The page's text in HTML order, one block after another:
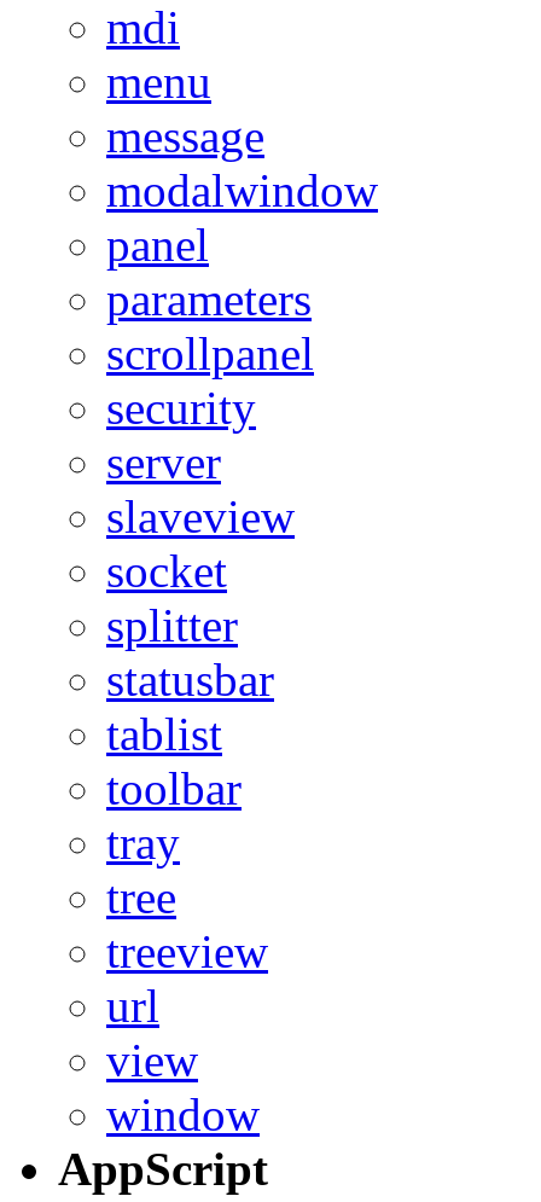
mdi
menu
message
modalwindow
panel
parameters
scrollpanel
security
server
slaveview
socket
splitter
statusbar
tablist
toolbar
tray
tree
treeview
url
view
window
AppScript